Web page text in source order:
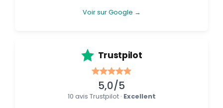
Voir sur Google →
Trustpilot
5,0/5
10 avis Trustpilot · Excellent